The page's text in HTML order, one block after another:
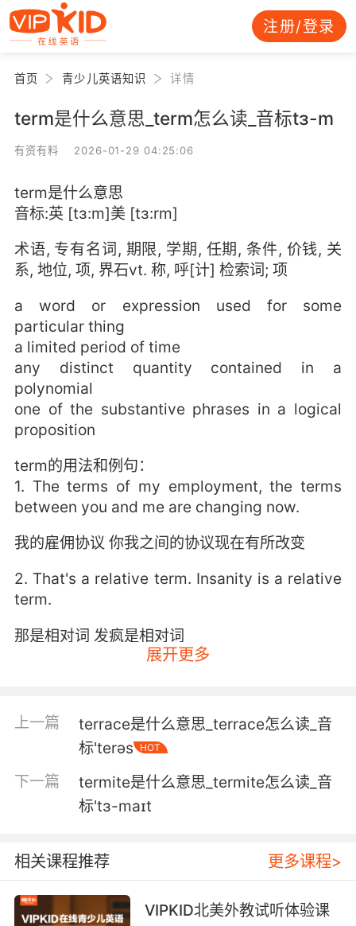
注册/登录
首页 青少儿英语知识 详情
term是什么意思_term怎么读_音标tɜ-m
有资有料 2026-01-29 04:25:06
term是什么意思
音标:英 [tɜ:m]美 [tɜ:rm]
术语, 专有名词, 期限, 学期, 任期, 条件, 价钱, 关
系, 地位, 项, 界石vt. 称, 呼[计] 检索词; 项
a word or expression used for some
particular thing
a limited period of time
any distinct quantity contained in a
polynomial
one of the substantive phrases in a logical
proposition
term的用法和例句：
1. The terms of my employment, the terms
between you and me are changing now.
我的雇佣协议 你我之间的协议现在有所改变
2. That's a relative term. Insanity is a relative
term.
那是相对词 发疯是相对词
them to meet us on uneven terms, terms that
dramatically favor our efforts, things might
be different.
如果进行公平对决 我们一点胜算都没有 但如果我
们能让他们处于不公平的条件下 比如对我们极其
4. Before that, it was all on my terms.
在此之前 一切都是我说的算
展开更多
上一篇
terrace是什么意思_terrace怎么读_音
标'terəs
HOT
下一篇
termite是什么意思_termite怎么读_音
标'tɜ-maɪt
相关课程推荐 更多课程>
VIPKID北美外教试听体验课